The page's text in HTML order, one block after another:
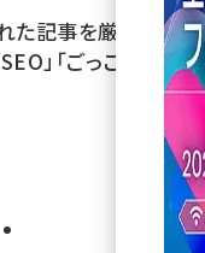
記事を厳選して
」「ごっこ倶楽